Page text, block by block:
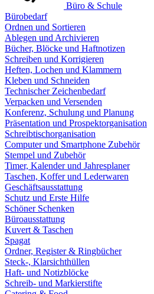
Büro & Schule
Bürobedarf
Ordnen und Sortieren
Ablegen und Archivieren
Bücher, Blöcke und Haftnotizen
Schreiben und Korrigieren
Heften, Lochen und Klammern
Kleben und Schneiden
Technischer Zeichenbedarf
Verpacken und Versenden
Konferenz, Schulung und Planung
Präsentation und Prospektorganisation
Schreibtischorganisation
Computer und Smartphone Zubehör
Stempel und Zubehör
Timer, Kalender und Jahresplaner
Taschen, Koffer und Lederwaren
Geschäftsausstattung
Schutz und Erste Hilfe
Schöner Schenken
Büroausstattung
Kuvert & Taschen
Spagat
Ordner, Register & Ringbücher
Steck-, Klarsichthüllen
Haft- und Notizblöcke
Schreib- und Markierstifte